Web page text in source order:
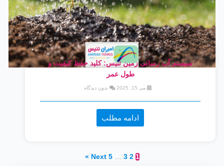
سیستم آب رسانی زمین تنیس: کلید حفظ کیفیت و
طول عمر
می 15, 2025 بدون دیدگاه
ادامه مطلب
1
2
3
…
5
Next »